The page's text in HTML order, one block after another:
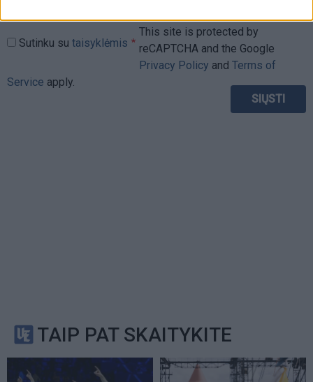
Sutinku su taisyklėmis
This site is protected by
reCAPTCHA and the Google
Privacy Policy and Terms of
Service apply.
TAIP PAT SKAITYKITE